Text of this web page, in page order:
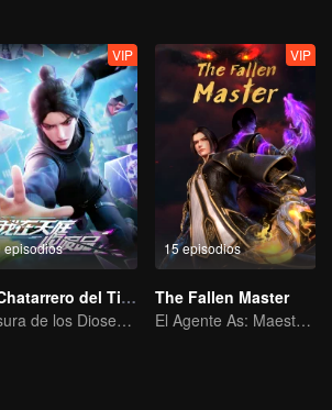
episodios
VIP
El Chatarrero del Tianting
Basura de los Dioses, Aniquilando a los Enemigos del Cielo
15 episodios
VIP
The Fallen Master
El Agente As: Maestro de los Nueve Reinos